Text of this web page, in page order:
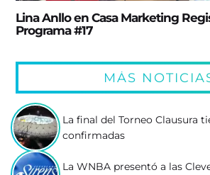
Lina Anllo en Casa Marketing
Programa #17
MÁS
La final del Torneo Clausura
confirmadas
La WNBA presentó a las